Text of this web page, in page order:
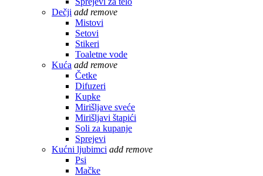
Dečji add remove
Mistovi
Setovi
Stikeri
Toaletne vode
Kuća add remove
Četke
Difuzeri
Kupke
Mirišljave sveće
Mirišljavi štapići
Soli za kupanje
Sprejevi
Kućni ljubimci add remove
Psi
Mačke